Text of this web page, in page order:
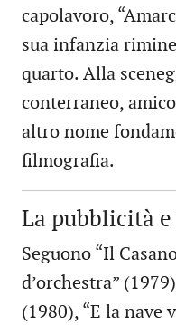
capolavoro,
sua infanzia
quarto. Alla
conterraneo,
altro nome
filmografia.
La pubblicità
Seguono “Il
d’orchestra”
(1980), “E la nave